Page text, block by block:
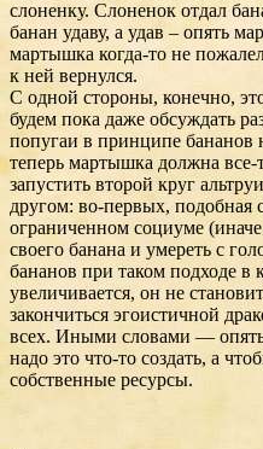
слоненку. Слоненок отдал
банан удаву, а удав – опять
мартышка когда-то не
к ней вернулся.
С одной стороны, конечно,
будем пока даже обсуждать
попугаи в принципе бананов
теперь мартышка должна все-
запустить второй круг
другом: во-первых, подобная
ограниченном социуме
своего банана и умереть с
бананов при таком подходе в
увеличивается, он не
закончиться эгоистичной
всех. Иными словами —
надо это что-то создать, а
собственные ресурсы.